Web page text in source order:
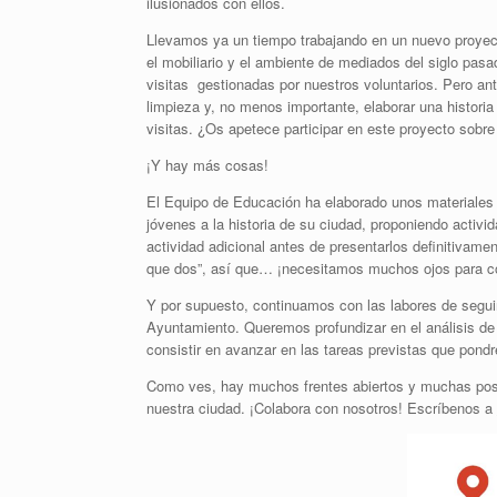
Llevamos ya un tiempo trabajando en un nuevo
el mobiliario y el ambiente de mediados del siglo
visitas gestionadas por nuestros voluntarios. Pero
limpieza y, no menos importante, elaborar una
visitas. ¿Os apetece participar en este proyecto
¡Y hay más cosas!
El Equipo de Educación ha elaborado unos
jóvenes a la historia de su ciudad, proponiendo
actividad adicional antes de presentarlos
que dos”, así que… ¡necesitamos muchos ojos para
Y por supuesto, continuamos con las labores de
Ayuntamiento. Queremos profundizar en el análisis
consistir en avanzar en las tareas previstas que
Como ves, hay muchos frentes abiertos y muchas
nuestra ciudad. ¡Colabora con nosotros! Escríbenos a